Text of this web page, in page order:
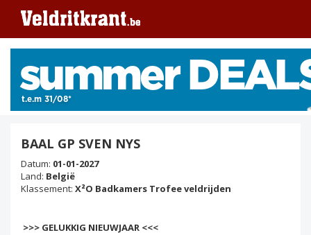
BAAL GP SVEN NYS
Datum: 01-01-2027
Land: België
Klassement: X²O Badkamers Trofee veldrijden
>>> GELUKKIG NIEUWJAAR <<<